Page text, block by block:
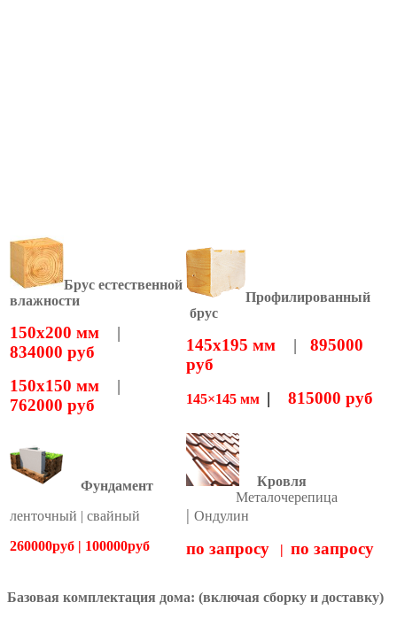
Брус естественной
влажности
150х200 мм |
834000 руб
150х150 мм |
762000 руб
Профилированный
брус
145х195 мм | 895000
руб
145×145 мм | 815000 руб
Фундамент
ленточный | свайный
260000руб | 100000руб
Кровля
Металочерепица
| Ондулин
по запросу | по запросу
Базовая комплектация дома: (включая сборку и доставку)